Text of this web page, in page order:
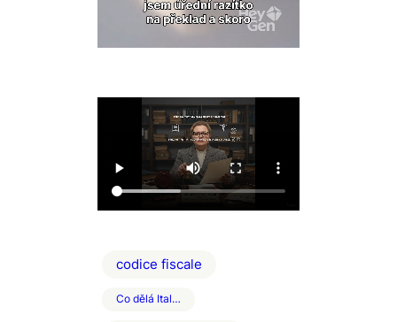
codice fiscale
Co dělá Ital…